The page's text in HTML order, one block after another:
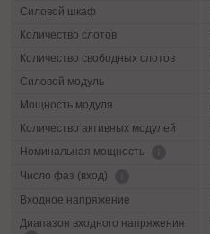
Силовой шкаф
Количество слотов
Количество свободных слотов
Силовой модуль
Мощность модуля
Количество активных модулей
Номинальная мощность
Число фаз (вход)
Входное напряжение
Диапазон входного напряжения